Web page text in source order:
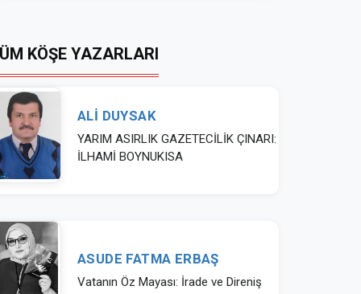
KÖŞE YAZARLARI
ALİ DUYSAK
YARIM ASIRLIK GAZETECİLİK ÇINARI:
İLHAMİ BOYNUKISA
ASUDE FATMA ERBAŞ
Vatanın Öz Mayası: İrade ve Direniş